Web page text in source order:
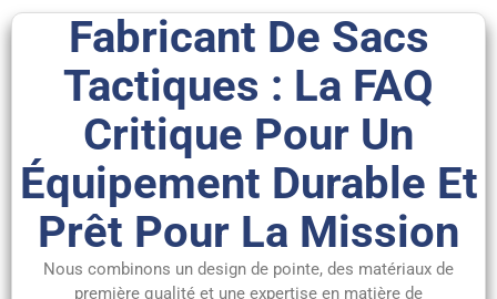
Fabricant De Sacs
Tactiques : La FAQ
Critique Pour Un
Équipement Durable Et
Prêt Pour La Mission
Nous combinons un design de pointe, des matériaux de
première qualité et une expertise en matière de